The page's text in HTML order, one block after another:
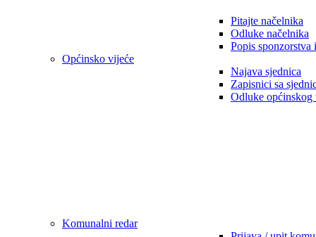
Pitajte načelnika
Odluke načelnika
Popis sponzorstva
Općinsko vijeće
Najava sjednica
Zapisnici sa
Odluke općinskog
Komunalni redar